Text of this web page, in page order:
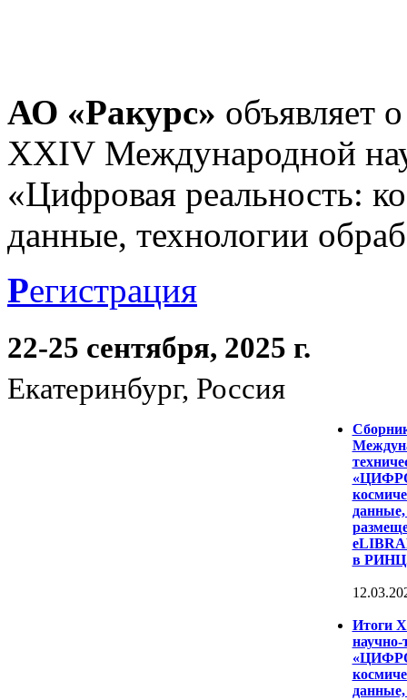
АО «Ракурс» объявляет
XXIV Международной
«Цифровая реальность:
данные, технологии
Регистрация
22-25 сентября, 2025 г.
Екатеринбург, Россия
данные,
в
Итоги
научно-
данные,